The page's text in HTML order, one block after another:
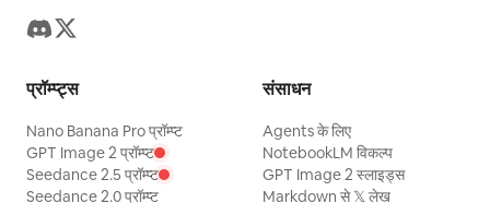
प्रॉम्प्ट्स
Nano Banana Pro प्रॉम्प्ट
GPT Image 2 प्रॉम्प्ट
Seedance 2.5 प्रॉम्प्ट
Seedance 2.0 प्रॉम्प्ट
संसाधन
Agents के लिए
NotebookLM विकल्प
GPT Image 2 स्लाइड्स
Markdown से 𝕏 लेख